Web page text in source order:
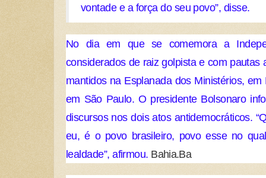
vontade e a força do seu povo”, disse.
No dia em que se comemora a
considerados de raiz golpista e com pautas
mantidos na Esplanada dos Ministérios,
em São Paulo. O presidente Bolsonaro
discursos nos dois atos antidemocráticos.
eu, é o povo brasileiro, povo esse no
lealdade”, afirmou. Bahia.Ba